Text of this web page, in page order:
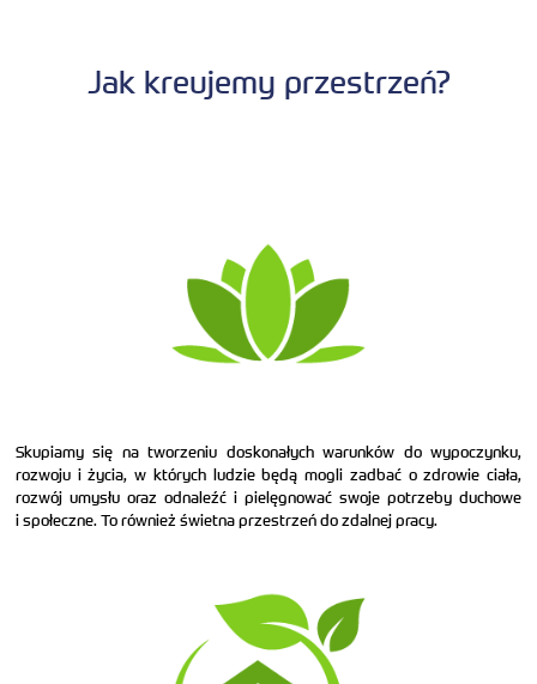
Jak kreujemy przestrzeń?
Skupiamy się na tworzeniu doskonałych warunków do wypoczynku,
rozwoju i życia, w których ludzie będą mogli zadbać o zdrowie ciała,
rozwój umysłu oraz odnaleźć i pielęgnować swoje potrzeby duchowe
i społeczne. To również świetna przestrzeń do zdalnej pracy.